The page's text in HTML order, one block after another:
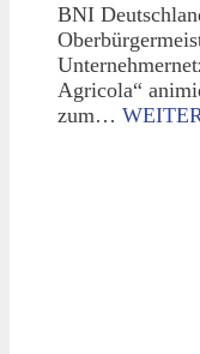
BNI
Agricola“
zum…